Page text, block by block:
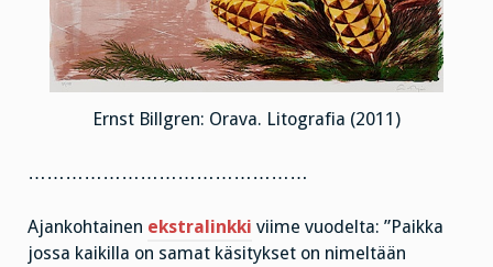
Ernst Billgren: Orava. Litografia (2011)
………………………………………
Ajankohtainen ekstralinkki viime vuodelta: ”Paikka
jossa kaikilla on samat käsitykset on nimeltään